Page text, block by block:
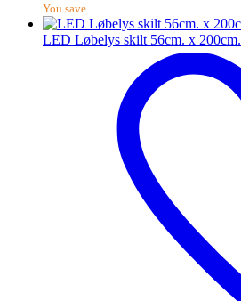
You save
LED Løbelys skilt 56cm. x 200cm.